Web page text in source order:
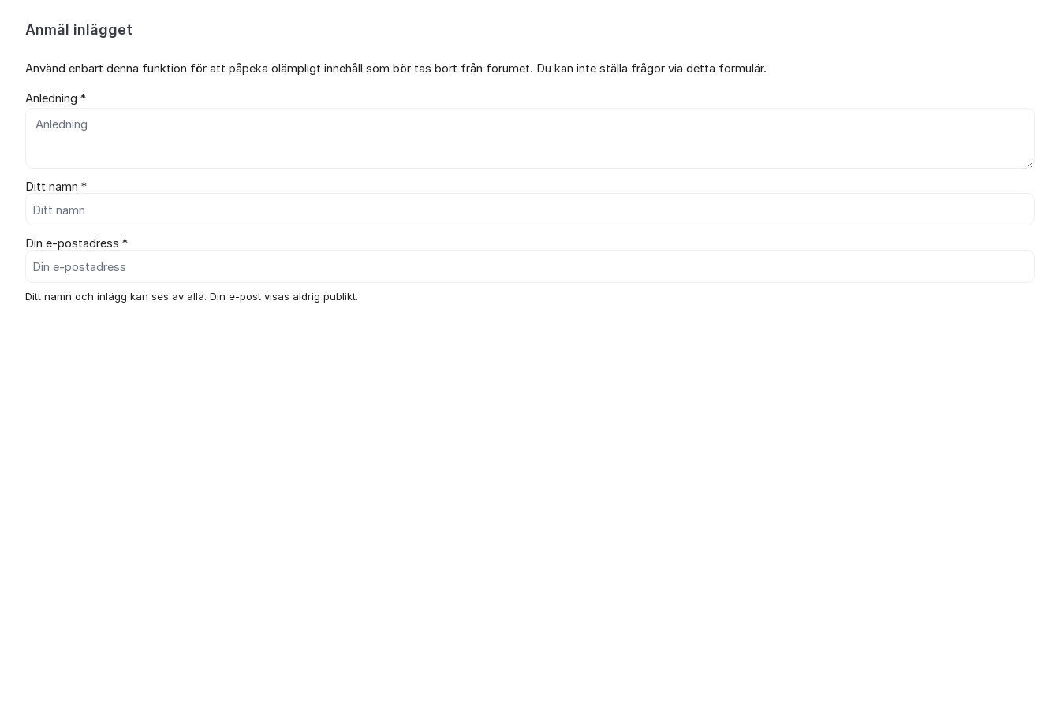
Anmäl inlägget
Använd enbart denna funktion för att påpeka olämpligt innehåll som bör tas bort från forumet. Du kan inte ställa frågor via detta formulär.
Anledning *
Ditt namn *
Din e-postadress *
Ditt namn och inlägg kan ses av alla. Din e-post visas aldrig publikt.